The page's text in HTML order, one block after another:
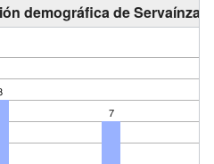
demográfica de Servaínza